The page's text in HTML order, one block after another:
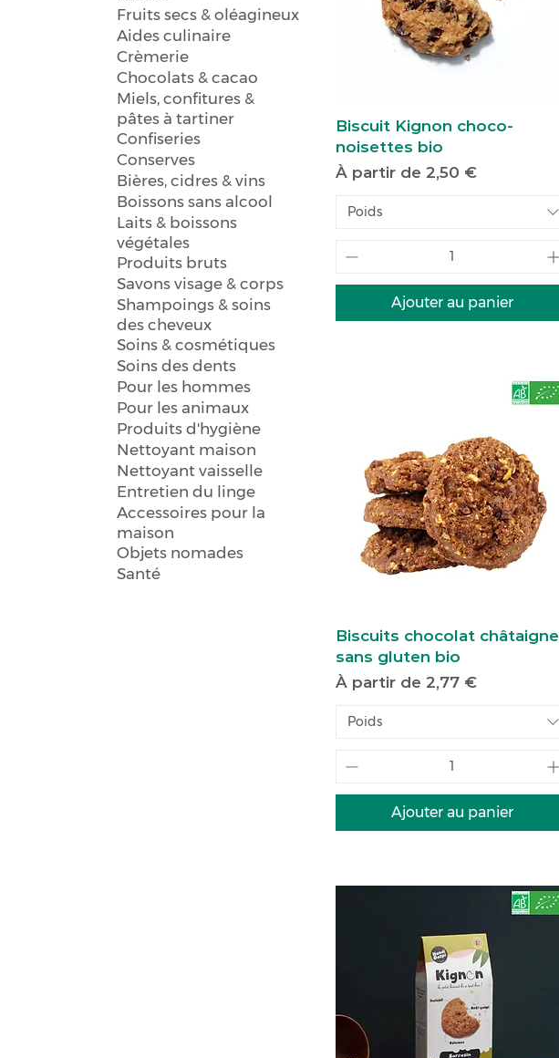
Fruits secs & oléagineux
Aides culinaire
Crèmerie
Chocolats & cacao
Miels, confitures &
pâtes à tartiner
Confiseries
Conserves
Bières, cidres & vins
Boissons sans alcool
Laits & boissons
végétales
Produits bruts
Savons visage & corps
Shampoings & soins
des cheveux
Soins & cosmétiques
Soins des dents
Pour les hommes
Pour les animaux
Produits d'hygiène
Nettoyant maison
Nettoyant vaisselle
Entretien du linge
Accessoires pour la
maison
Objets nomades
Santé
Biscuit Kignon choco-
noisettes bio
À partir de 2,50 €
Prix promotionnel
Poids
Ajouter au panier
Biscuits chocolat châtaigne
sans gluten bio
À partir de 2,77 €
Prix promotionnel
Poids
Ajouter au panier